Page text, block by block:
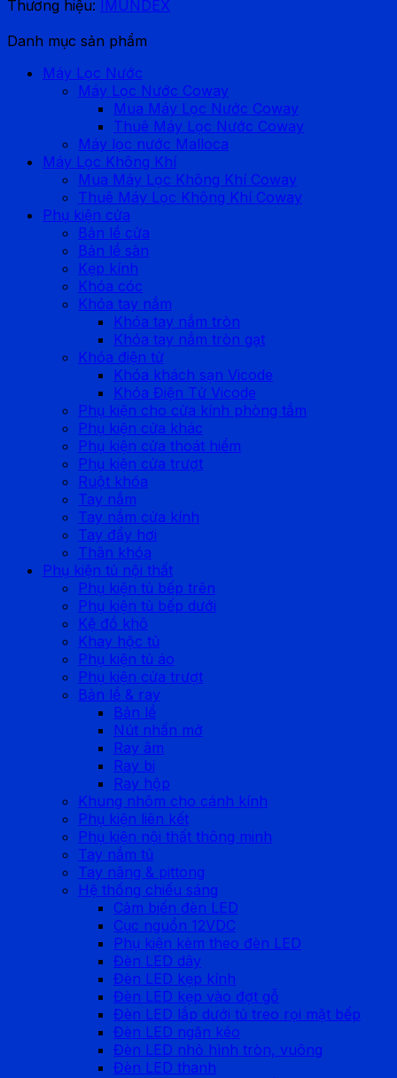
Thương hiệu: IMUNDEX
Danh mục sản phẩm
Máy Lọc Nước
Máy Lọc Nước Coway
Mua Máy Lọc Nước Coway
Thuê Máy Lọc Nước Coway
Máy lọc nước Malloca
Máy Lọc Không Khí
Mua Máy Lọc Không Khí Coway
Thuê Máy Lọc Không Khí Coway
Phụ kiện cửa
Bản lề cửa
Bản lề sàn
Kẹp kính
Khóa cóc
Khóa tay nắm
Khóa tay nắm tròn
Khóa tay nắm tròn gạt
Khóa điện tử
Khóa khách sạn Vicode
Khóa Điện Tử Vicode
Phụ kiện cho cửa kính phòng tắm
Phụ kiện cửa khác
Phụ kiện cửa thoát hiểm
Phụ kiện cửa trượt
Ruột khóa
Tay nắm
Tay nắm cửa kính
Tay đẩy hơi
Thân khóa
Phụ kiện tủ nội thất
Phụ kiện tủ bếp trên
Phụ kiện tủ bếp dưới
Kệ đồ khô
Khay hộc tủ
Phụ kiện tủ áo
Phụ kiện cửa trượt
Bản lề & ray
Bản lề
Nút nhấn mở
Ray âm
Ray bi
Ray hộp
Khung nhôm cho cánh kính
Phụ kiện liên kết
Phụ kiện nội thất thông minh
Tay nắm tủ
Tay nâng & pittong
Hệ thống chiếu sáng
Cảm biến đèn LED
Cục nguồn 12VDC
Phụ kiện kèm theo đèn LED
Đèn LED dây
Đèn LED kẹp kính
Đèn LED kẹp vào đợt gỗ
Đèn LED lắp dưới tủ treo rọi mặt bếp
Đèn LED ngăn kéo
Đèn LED nhỏ hình tròn, vuông
Đèn LED thanh